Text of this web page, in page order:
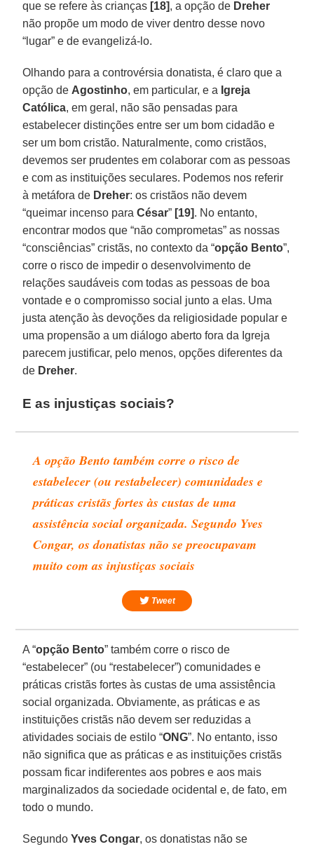
que se refere às crianças [18], a opção de Dreher
não propõe um modo de viver dentro desse novo
“lugar” e de evangelizá-lo.
Olhando para a controvérsia donatista, é claro que a
opção de Agostinho, em particular, e a Igreja
Católica, em geral, não são pensadas para
estabelecer distinções entre ser um bom cidadão e
ser um bom cristão. Naturalmente, como cristãos,
devemos ser prudentes em colaborar com as pessoas
e com as instituições seculares. Podemos nos referir
à metáfora de Dreher: os cristãos não devem
“queimar incenso paraCésar” [19]. No entanto,
encontrar modos que “não comprometas” as nossas
“consciências” cristãs, no contexto da “opção Bento”,
corre o risco de impedir o desenvolvimento de
relações saudáveis com todas as pessoas de boa
vontade e o compromisso social junto a elas. Uma
justa atenção às devoções da religiosidade popular e
uma propensão a um diálogo aberto fora da Igreja
parecem justificar, pelo menos, opções diferentes da
de Dreher.
E as injustiças sociais?
A opção Bento também corre o risco de
estabelecer (ou restabelecer) comunidades e
práticas cristãs fortes às custas de uma
assistência social organizada. Segundo Yves
Congar, os donatistas não se preocupavam
muito com as injustiças sociais
Tweet
A “opção Bento” também corre o risco de
“estabelecer” (ou “restabelecer”) comunidades e
práticas cristãs fortes às custas de uma assistência
social organizada. Obviamente, as práticas e as
instituições cristãs não devem ser reduzidas a
atividades sociais de estilo “ONG”. No entanto, isso
não significa que as práticas e as instituições cristãs
possam ficar indiferentes aos pobres e aos mais
marginalizados da sociedade ocidental e, de fato, em
todo o mundo.
SegundoYves Congar, os donatistas não se